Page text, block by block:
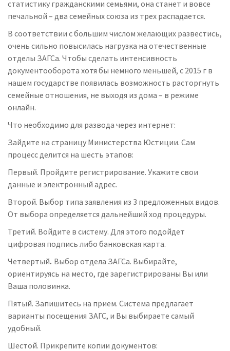
статистику гражданскими семьями, она станет и вовсе
печальной – два семейных союза из трех распадается.
В соответствии с большим числом желающих развестись,
очень сильно повысилась нагрузка на отечественные
отделы ЗАГСа. Чтобы сделать интенсивность
документооборота хотя бы немного меньшей, с 2015 г в
нашем государстве появилась возможность расторгнуть
семейные отношения, не выходя из дома – в режиме
онлайн.
Что необходимо для развода через интернет:
Зайдите на страницу Министерства Юстиции. Сам
процесс делится на шесть этапов:
Первый. Пройдите регистрирование. Укажите свои
данные и электронный адрес.
Второй. Выбор типа заявления из 3 предложенных видов.
От выбора определяется дальнейший ход процедуры.
Третий. Войдите в систему. Для этого подойдет
цифровая подпись либо банковская карта.
Четвертый. Выбор отдела ЗАГСа. Выбирайте,
ориентируясь на место, где зарегистрированы Вы или
Ваша половинка.
Пятый. Запишитесь на прием. Система предлагает
варианты посещения ЗАГС, и Вы выбираете самый
удобный.
Шестой. Прикрепите копии документов: